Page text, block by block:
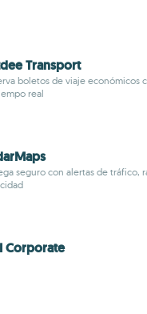
Transport
boletos de viaje económicos
real
seguro con alertas de tráfico,
Corporate